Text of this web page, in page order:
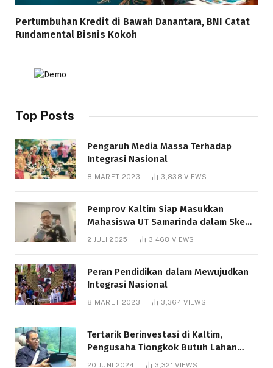
Pertumbuhan Kredit di Bawah Danantara, BNI Catat
Fundamental Bisnis Kokoh
Top Posts
Pengaruh Media Massa Terhadap
Integrasi Nasional
8 MARET 2023 3,838VIEWS
Pemprov Kaltim Siap Masukkan
Mahasiswa UT Samarinda dalam Skema
Bantuan Pendidikan Gratispol
2 JULI 2025 3,468 VIEWS
Peran Pendidikan dalam Mewujudkan
Integrasi Nasional
8 MARET 2023 3,364VIEWS
Tertarik Berinvestasi di Kaltim,
Pengusaha Tiongkok Butuh Lahan
1.000 Hektare
20 JUNI 2024 3,321VIEWS